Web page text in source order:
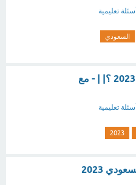
أسئلة تعليمية
السعودي
عدد سكان السعودية 2023 ؟| | - مع
أسئلة تعليمية
2023
شعار يوم التأسيس السعودي 2023